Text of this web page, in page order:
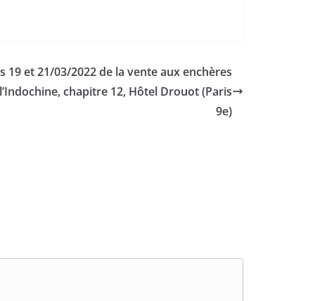
19 et 21/03/2022 de la vente aux enchères
chapitre 12, Hôtel Drouot (Paris
9e)